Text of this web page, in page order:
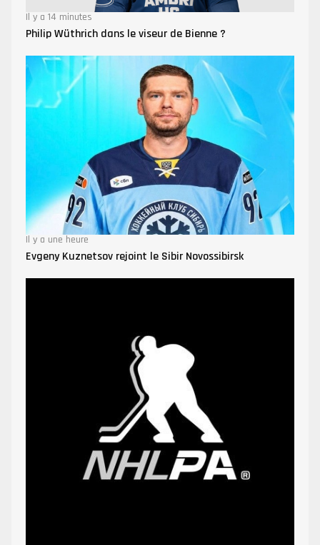
Il y a 14 minutes
Philip Wüthrich dans le viseur de Bienne ?
Il y a une heure
Evgeny Kuznetsov rejoint le Sibir Novossibirsk